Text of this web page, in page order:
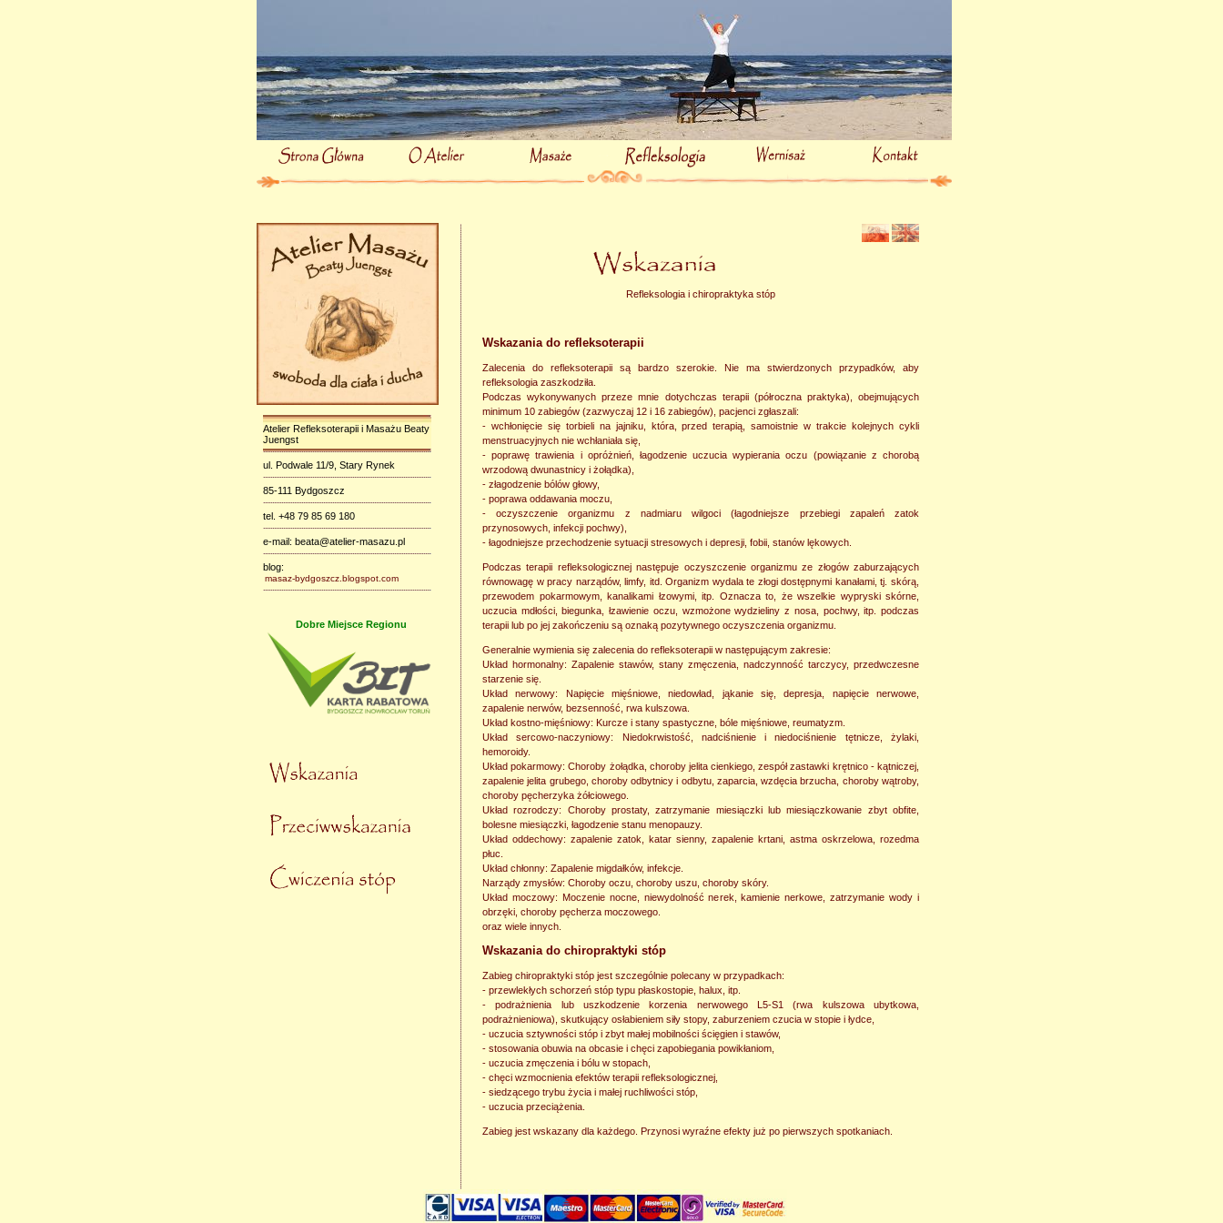
Atelier Refleksoterapii i Masażu Beaty
Juengst
ul. Podwale 11/9, Stary Rynek
85-111 Bydgoszcz
tel. +48 79 85 69 180
e-mail: beata@atelier-masazu.pl
blog:
masaz-bydgoszcz.blogspot.com
Dobre Miejsce Regionu
Refleksologia i chiropraktyka stóp
Wskazania do refleksoterapii
Zalecenia do refleksoterapii są bardzo szerokie. Nie ma stwierdzonych przypadków, aby
refleksologia zaszkodziła.
Podczas wykonywanych przeze mnie dotychczas terapii (półroczna praktyka), obejmujących
minimum 10 zabiegów (zazwyczaj 12 i 16 zabiegów), pacjenci zgłaszali:
- wchłonięcie się torbieli na jajniku, która, przed terapią, samoistnie w trakcie kolejnych cykli
menstruacyjnych nie wchłaniała się,
- poprawę trawienia i opróżnień, łagodzenie uczucia wypierania oczu (powiązanie z chorobą
wrzodową dwunastnicy i żołądka),
- złagodzenie bólów głowy,
- poprawa oddawania moczu,
- oczyszczenie organizmu z nadmiaru wilgoci (łagodniejsze przebiegi zapaleń zatok
przynosowych, infekcji pochwy),
- łagodniejsze przechodzenie sytuacji stresowych i depresji, fobii, stanów lękowych.
Podczas terapii refleksologicznej następuje oczyszczenie organizmu ze złogów zaburzających
równowagę w pracy narządów, limfy, itd. Organizm wydala te złogi dostępnymi kanałami, tj. skórą,
przewodem pokarmowym, kanalikami łzowymi, itp. Oznacza to, że wszelkie wypryski skórne,
uczucia mdłości, biegunka, łzawienie oczu, wzmożone wydzieliny z nosa, pochwy, itp. podczas
terapii lub po jej zakończeniu są oznaką pozytywnego oczyszczenia organizmu.
Generalnie wymienia się zalecenia do refleksoterapii w następującym zakresie:
Układ hormonalny: Zapalenie stawów, stany zmęczenia, nadczynność tarczycy, przedwczesne
starzenie się.
Układ nerwowy: Napięcie mięśniowe, niedowład, jąkanie się, depresja, napięcie nerwowe,
zapalenie nerwów, bezsenność, rwa kulszowa.
Układ kostno-mięśniowy: Kurcze i stany spastyczne, bóle mięśniowe, reumatyzm.
Układ sercowo-naczyniowy: Niedokrwistość, nadciśnienie i niedociśnienie tętnicze, żylaki,
hemoroidy.
Układ pokarmowy: Choroby żołądka, choroby jelita cienkiego, zespół zastawki krętnico - kątniczej,
zapalenie jelita grubego, choroby odbytnicy i odbytu, zaparcia, wzdęcia brzucha, choroby wątroby,
choroby pęcherzyka żółciowego.
Układ rozrodczy: Choroby prostaty, zatrzymanie miesiączki lub miesiączkowanie zbyt obfite,
bolesne miesiączki, łagodzenie stanu menopauzy.
Układ oddechowy: zapalenie zatok, katar sienny, zapalenie krtani, astma oskrzelowa, rozedma
płuc.
Układ chłonny: Zapalenie migdałków, infekcje.
Narządy zmysłów: Choroby oczu, choroby uszu, choroby skóry.
Układ moczowy: Moczenie nocne, niewydolność nerek, kamienie nerkowe, zatrzymanie wody i
obrzęki, choroby pęcherza moczowego.
oraz wiele innych.
Wskazania do chiropraktyki stóp
Zabieg chiropraktyki stóp jest szczególnie polecany w przypadkach:
- przewlekłych schorzeń stóp typu płaskostopie, halux, itp.
- podrażnienia lub uszkodzenie korzenia nerwowego L5-S1 (rwa kulszowa ubytkowa,
podrażnieniowa), skutkujący osłabieniem siły stopy, zaburzeniem czucia w stopie i łydce,
- uczucia sztywności stóp i zbyt małej mobilności ścięgien i stawów,
- stosowania obuwia na obcasie i chęci zapobiegania powikłaniom,
- uczucia zmęczenia i bólu w stopach,
- chęci wzmocnienia efektów terapii refleksologicznej,
- siedzącego trybu życia i małej ruchliwości stóp,
- uczucia przeciążenia.
Zabieg jest wskazany dla każdego. Przynosi wyraźne efekty już po pierwszych spotkaniach.